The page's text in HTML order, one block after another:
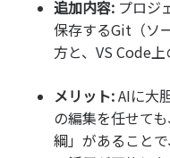
追加内容: プロジ
保存するGit（ソ
方と、VS Code
メリット:AIに大
の編集を任せて
綱」があること